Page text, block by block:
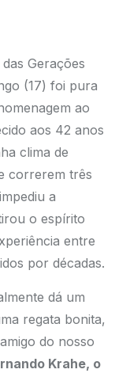
Gerações
(17) foi pura
ao
aos 42 anos
clima de
correrem três
a
o espírito
entre
por décadas.
dá um
regata bonita,
do nosso
Krahe, o